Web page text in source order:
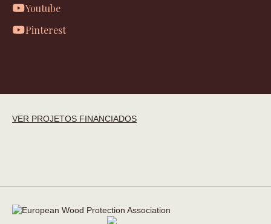
Youtube
Pinterest
VER PROJETOS FINANCIADOS